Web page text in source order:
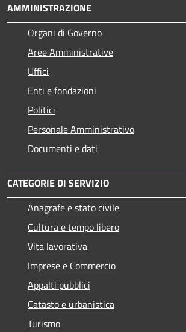
AMMINISTRAZIONE
Organi di Governo
Aree Amministrative
Uffici
Enti e fondazioni
Politici
Personale Amministrativo
Documenti e dati
CATEGORIE DI SERVIZIO
Anagrafe e stato civile
Cultura e tempo libero
Vita lavorativa
Imprese e Commercio
Appalti pubblici
Catasto e urbanistica
Turismo